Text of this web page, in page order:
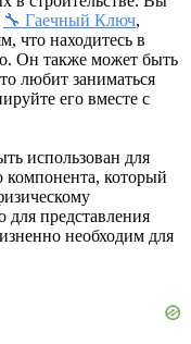
🔧 Гаечный Ключ,
что находитесь в
Он также может быть
любит заниматься
его вместе с
использован для
компонента, который
для представления
необходим для